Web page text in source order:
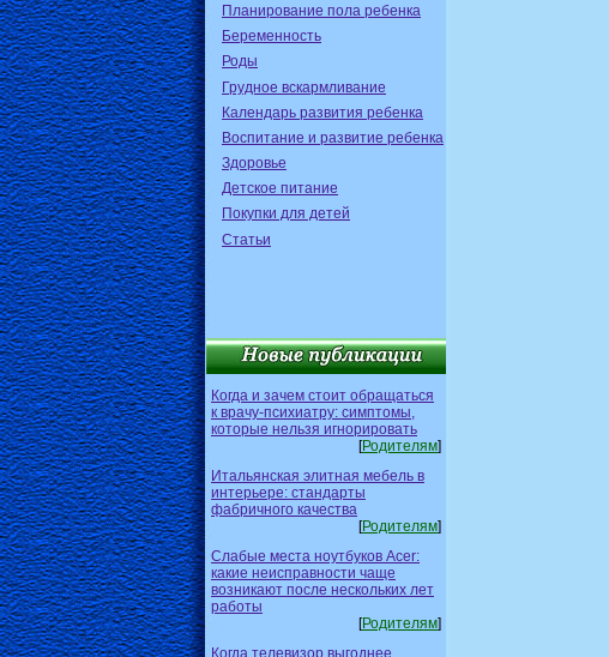
Планирование пола ребенка
Беременность
Роды
Грудное вскармливание
Календарь развития ребенка
Воспитание и развитие ребенка
Здоровье
Детское питание
Покупки для детей
Статьи
Когда и зачем стоит обращаться
к врачу-психиатру: симптомы,
которые нельзя игнорировать
[Родителям]
Итальянская элитная мебель в
интерьере: стандарты
фабричного качества
[Родителям]
Слабые места ноутбуков Acer:
какие неисправности чаще
возникают после нескольких лет
работы
[Родителям]
Когда телевизор выгоднее